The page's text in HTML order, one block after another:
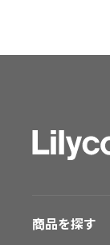
大阪ショールーム
仙台ショールーム
お客様サポート
商品を探す